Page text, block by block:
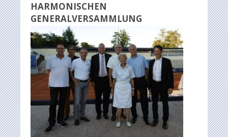
HARMONISCHEN
GENERALVERSAMMLUNG